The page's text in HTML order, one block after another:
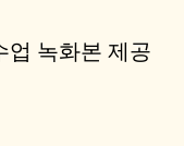
업 녹화본 제공